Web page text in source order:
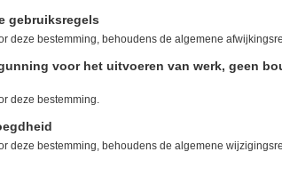
gebruiksregels
deze bestemming, behoudens de algemene
voor het uitvoeren van werk, geen
deze bestemming.
deze bestemming, behoudens de algemene